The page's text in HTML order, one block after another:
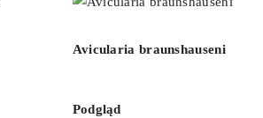
Avicularia braunshauseni
Podgląd